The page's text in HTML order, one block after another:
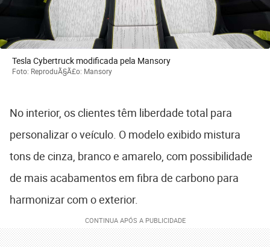
Tesla Cybertruck modificada pela Mansory
Foto: ReproduÃ§Ã£o: Mansory
No interior, os clientes têm liberdade total para
personalizar o veículo. O modelo exibido mistura
tons de cinza, branco e amarelo, com possibilidade
de mais acabamentos em fibra de carbono para
harmonizar com o exterior.